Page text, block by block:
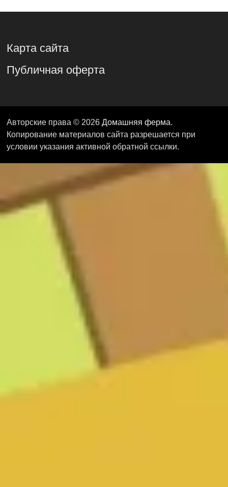
Карта сайта
Публичная оферта
Авторские права © 2026 Домашняя ферма.
Копирование материалов сайта разрешается при
условии указания активной обратной ссылки.